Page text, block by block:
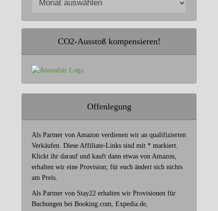
CO2-Ausstoß kompensieren!
Offenlegung
Als Partner von Amazon verdienen wir an qualifizierten
Verkäufen. Diese Affiliate-Links sind mit * markiert.
Klickt ihr darauf und kauft dann etwas von Amazon,
erhalten wir eine Provision; für euch ändert sich nichts
am Preis.
Als Partner von Stay22 erhalten wir Provisionen für
Buchungen bei Booking.com, Expedia.de,